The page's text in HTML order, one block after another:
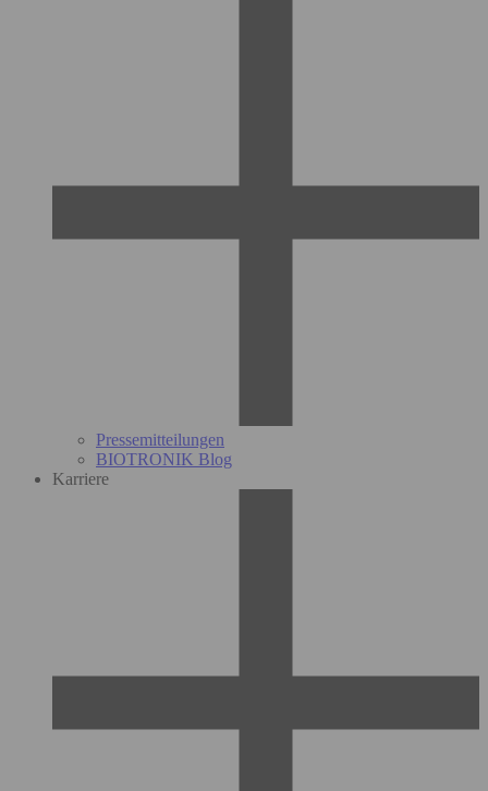
Pressemitteilungen
BIOTRONIK Blog
Karriere